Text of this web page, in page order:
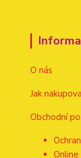
O nás
Jak
Obchodní